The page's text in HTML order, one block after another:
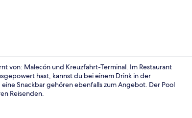
von: Malecón und Kreuzfahrt-Terminal. Im Restaurant
hast, kannst du bei einem Drink in der
Snackbar gehören ebenfalls zum Angebot. Der Pool
Reisenden.